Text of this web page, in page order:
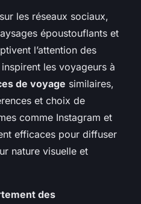
sur les réseaux sociaux,
époustouflants et
l’attention des
les voyageurs à
de voyage similaires,
et choix de
comme Instagram et
efficaces pour diffuser
nature visuelle et
des